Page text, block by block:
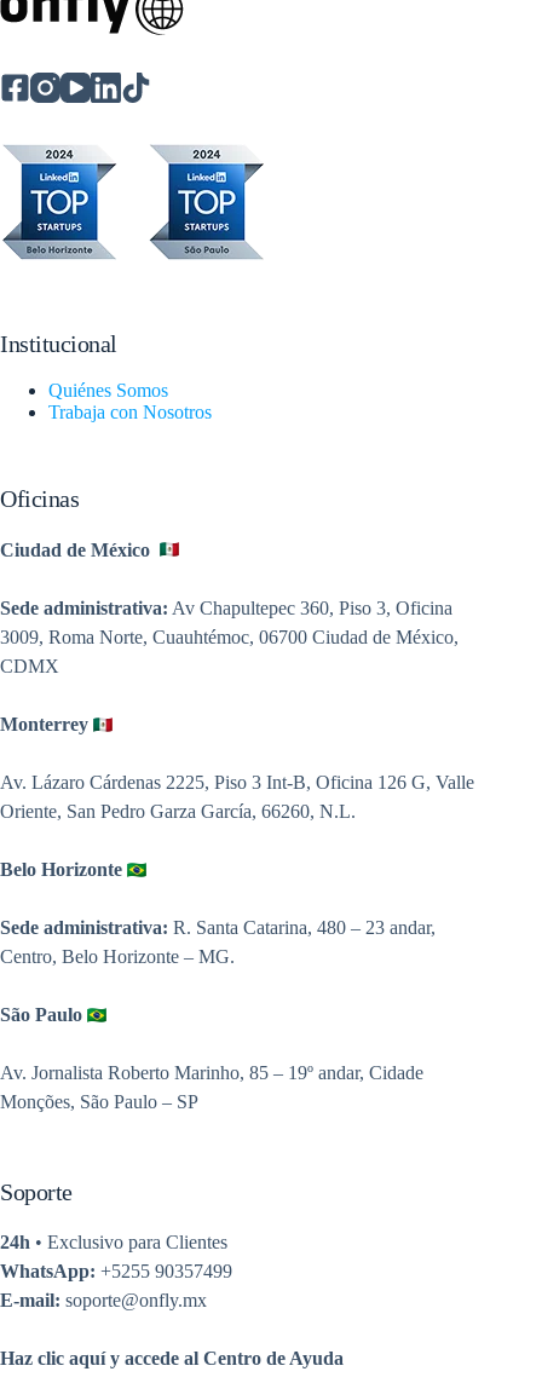
Institucional
Quiénes Somos
Trabaja con Nosotros
Oficinas
Ciudad de México
Sede administrativa: Av Chapultepec 360, Piso 3, Oficina
3009, Roma Norte, Cuauhtémoc, 06700 Ciudad de México,
CDMX
Monterrey
Av. Lázaro Cárdenas 2225, Piso 3 Int-B, Oficina 126 G, Valle
Oriente, San Pedro Garza García, 66260, N.L.
Belo Horizonte
Sede administrativa: R. Santa Catarina, 480 – 23 andar,
Centro, Belo Horizonte – MG.
São Paulo
Av. Jornalista Roberto Marinho, 85 – 19º andar, Cidade
Monções, São Paulo – SP
Soporte
24h • Exclusivo para Clientes
WhatsApp: +5255 90357499
E-mail: soporte@onfly.mx
Haz clic aquí y accede al Centro de Ayuda